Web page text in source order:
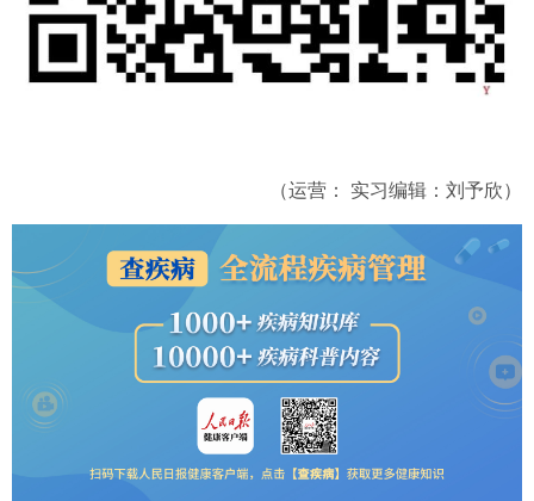
（运营： 实习编辑：刘予欣）